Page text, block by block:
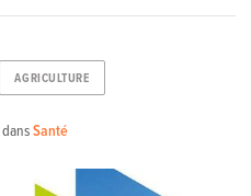
AGRICULTURE
dansSanté